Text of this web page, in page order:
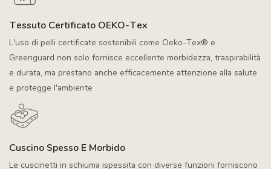
Tessuto Certificato OEKO-Tex
L'uso di pelli certificate sostenibili come Oeko-Tex® e
Greenguard non solo fornisce eccellente morbidezza, traspirabilità
e durata, ma prestano anche efficacemente attenzione alla salute
e protegge l'ambiente
Cuscino Spesso E Morbido
Le cuscinetti in schiuma ispessita con diverse funzioni forniscono